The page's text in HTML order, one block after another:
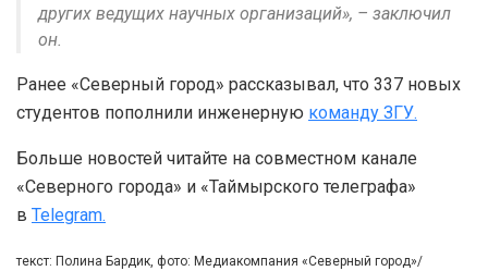
других ведущих научных организаций», – заключил
он.
Ранее «Северный город» рассказывал, что 337 новых
студентов пополнили инженерную команду ЗГУ.
Больше новостей читайте на совместном канале
«Северного города» и «Таймырского телеграфа»
в Telegram.
текст: Полина Бардик, фото: Медиакомпания «Северный город»/